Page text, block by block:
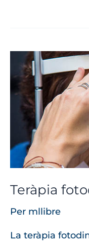
Teràpia
Per mllibre
La teràpia
Teràpia
fotodinàmica